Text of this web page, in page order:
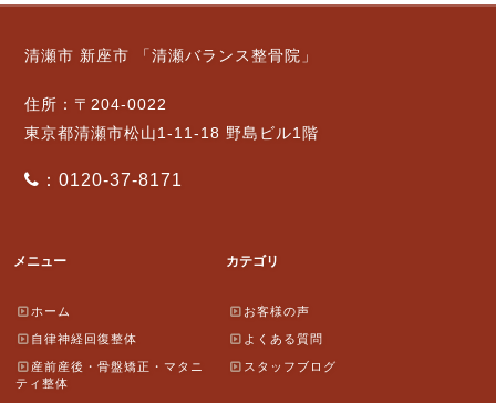
清瀬市 新座市 「清瀬バランス整骨院」
住所：〒204-0022
東京都清瀬市松山1-11-18 野島ビル1階
：0120-37-8171
メニュー
ホーム
自律神経回復整体
産前産後・骨盤矯正・マタニ
ティ整体
カテゴリ
お客様の声
よくある質問
スタッフブログ